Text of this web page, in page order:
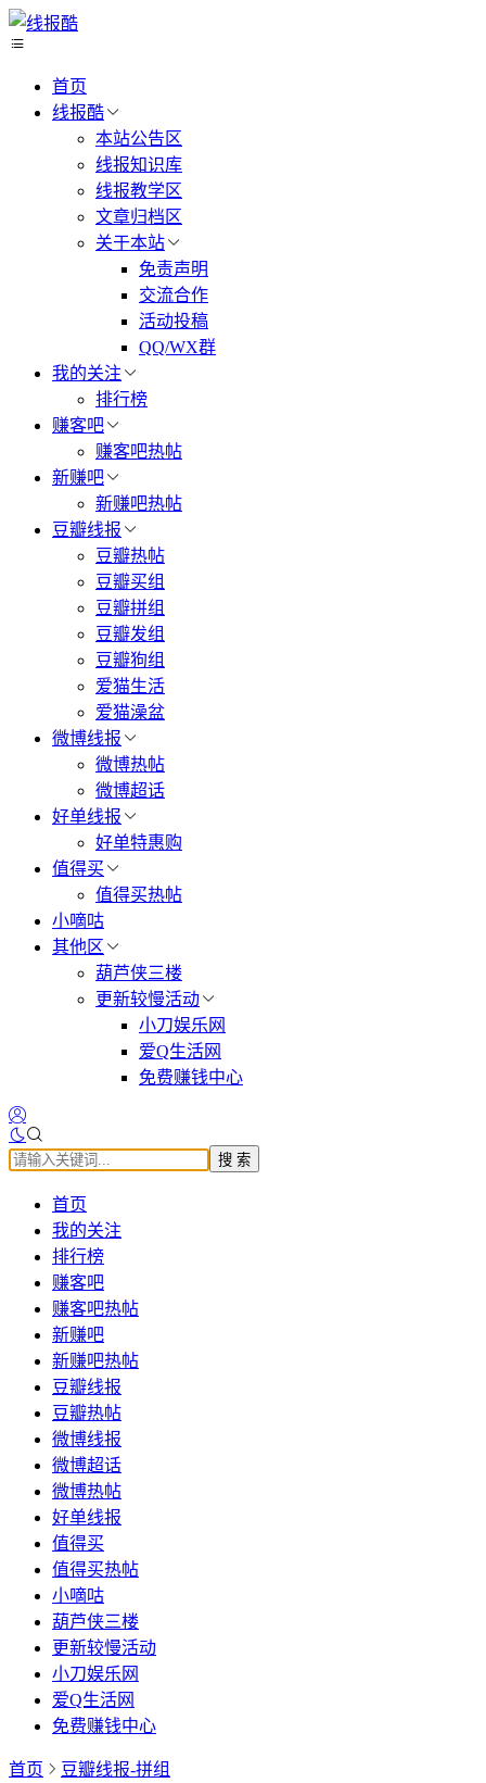
首页
线报酷
本站公告区
线报知识库
线报教学区
文章归档区
关于本站
免责声明
交流合作
活动投稿
QQ/WX群
我的关注
排行榜
赚客吧
赚客吧热帖
新赚吧
新赚吧热帖
豆瓣线报
豆瓣热帖
豆瓣买组
豆瓣拼组
豆瓣发组
豆瓣狗组
爱猫生活
爱猫澡盆
微博线报
微博热帖
微博超话
好单线报
好单特惠购
值得买
值得买热帖
小嘀咕
其他区
葫芦侠三楼
更新较慢活动
小刀娱乐网
爱Q生活网
免费赚钱中心
搜 索
首页
我的关注
排行榜
赚客吧
赚客吧热帖
新赚吧
新赚吧热帖
豆瓣线报
豆瓣热帖
微博线报
微博超话
微博热帖
好单线报
值得买
值得买热帖
小嘀咕
葫芦侠三楼
更新较慢活动
小刀娱乐网
爱Q生活网
免费赚钱中心
首页 豆瓣线报-拼组